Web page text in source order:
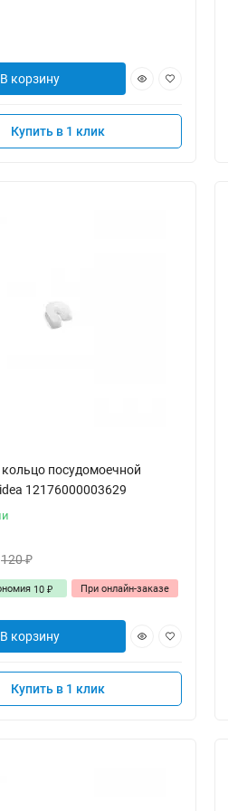
В корзину
Купить в 1 клик
посудомоечной
12176000003629
120₽
10 ₽ При онлайн-заказе
В корзину
Купить в 1 клик